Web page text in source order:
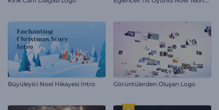
Büyüleyici Noel Hikayesi İntro Görüntülerden Oluşan Logo